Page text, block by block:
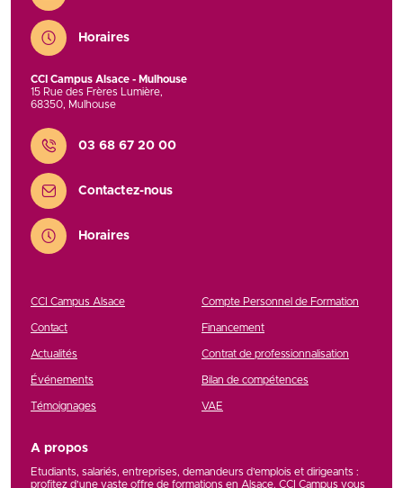
Horaires
CCI Campus Alsace - Mulhouse
15 Rue des Frères Lumière,
68350, Mulhouse
Contact
03 68 67 20 00
Contactez-nous
Horaires
CCI Campus Alsace
Contact
Actualités
Événements
Témoignages
Compte Personnel de Formation
Financement
Contrat de professionnalisation
Bilan de compétences
VAE
A propos
Etudiants, salariés, entreprises, demandeurs d’emplois et dirigeants :
profitez d’une vaste offre de formations en Alsace. CCI Campus vous